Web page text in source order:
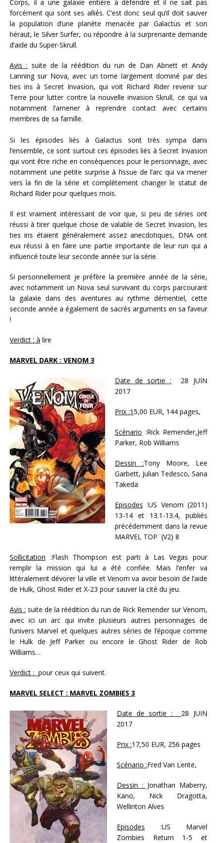
Corps, il a une galaxie entière à défendre et il ne sait pas
forcément qui sont ses alliés. C’est donc seul qu’il doit sauver
la population d’une planète menacée par Galactus et son
héraut, le Silver Surfer, ou répondre à la surprenante demande
d’aide du Super-Skrull.
Avis : suite de la réédition du run de Dan Abnett et Andy
Lanning sur Nova, avec un tome largement dominé par des
ties ins à Secret Invasion, qui voit Richard Rider revenir sur
Terre pour lutter contre la nouvelle invasion Skrull, ce qui va
notamment l’amener à reprendre contact avec certains
membres de sa famille.
Si les épisodes liés à Galactus sont très sympa dans
l’ensemble, ce sont surtout ces épisodes liés à Secret Invasion
qui vont être riche en conséquences pour le personnage, avec
notamment une petite surprise à l’issue de l’arc qui va mener
vers la fin de la série et complètement changer le statut de
Richard Rider pour quelques mois.
Il est vraiment intéressant de voir que, si peu de séries ont
réussi à tirer quelque chose de valable de Secret Invasion, les
ties ins étaient généralement assez anecdotiques, DNA ont
eux réussi à en faire une partie importante de leur run qui a
influencé toute leur seconde année sur la série.
Si personnellement je préfère la première année de la série,
avec notamment un Nova seul survivant du corps parcourant
la galaxie dans des aventures au rythme démentiel, cette
seconde année a également de sacrés arguments en sa faveur
!
Verdict : à lire
MARVEL DARK : VENOM 3
Date de sortie : 28 JUIN
2017
Prix :15,00 EUR, 144 pages,
Scénario :Rick Remender,Jeff
Parker, Rob Williams
Dessin :Tony Moore, Lee
Garbett, Julian Tedesco, Sana
Takeda
Episodes :US Venom (2011)
13-14 et 13.1-13.4, publiés
précédemment dans la revue
MARVEL TOP¨(V2) 8
Sollicitation :Flash Thompson est parti à Las Vegas pour
remplir la mission qui lui a été confiée. Mais l’enfer va
littéralement dévorer la ville et Venom va avoir besoin de l’aide
de Hulk, Ghost Rider et X-23 pour sauver la cité du jeu.
Avis : suite de la réédition du run de Rick Remender sur Venom,
avec ici un arc qui invite plusieurs autres personnages de
l’univers Marvel et quelques autres séries de l’époque comme
le Hulk de Jeff Parker ou encore le Ghost Rider de Rob
Williams…
Verdict : pour ceux qui suivent.
MARVEL SELECT : MARVEL ZOMBIES 3
Date de sortie : 28 JUIN
2017
Prix :17,50 EUR, 256 pages
Scénario :Fred Van Lente,
Dessin : Jonathan Maberry,
Kano, Nick Dragotta,
Wellinton Alves
Episodes :US Marvel
Zombies Return 1-5 et